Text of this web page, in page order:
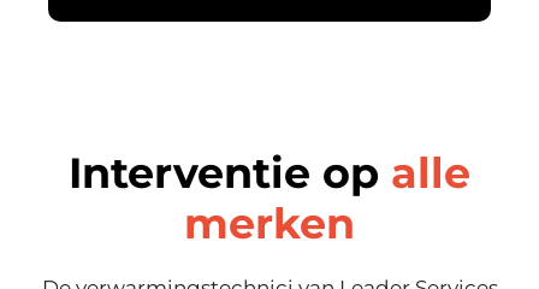
Interventie op alle
merken